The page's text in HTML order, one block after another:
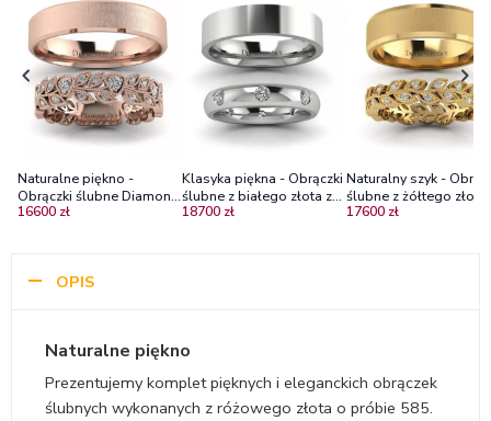
Naturalne piękno -
Obrączki ślubne Diamond
Sky z różowego złota z
16600 zł
Klasyka piękna - Obrączki
ślubne z białego złota z
brylantami
18700 zł
Naturalny szyk -
ślubne z żółtego złota
diamentami
17600 zł
OPIS
Naturalne piękno
Prezentujemy komplet pięknych i eleganckich obrączek
ślubnych wykonanych z różowego złota o próbie 585.